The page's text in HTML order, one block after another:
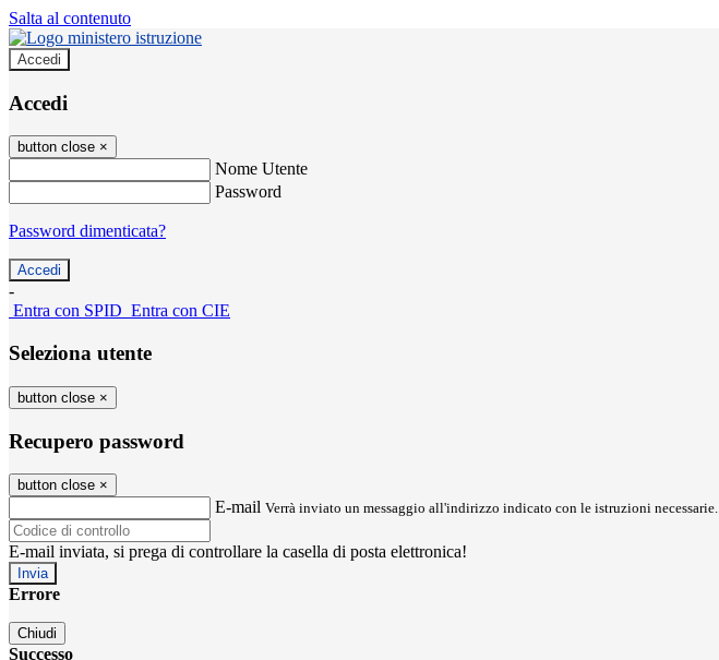
Salta al contenuto
Accedi
Accedi
button close ×
Nome Utente
Password
Password dimenticata?
-
Entra con SPID Entra con CIE
Seleziona utente
button close ×
Recupero password
button close ×
E-mail Verrà inviato un messaggio all'indirizzo indicato con le istruzioni necessarie.
E-mail inviata, si prega di controllare la casella di posta elettronica!
Errore
Chiudi
Successo